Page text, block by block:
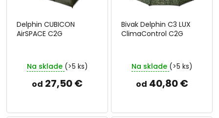
Delphin CUBICON
AirSPACE C2G
Na sklade (>5 ks)
od 27,50 €
Bivak Delphin C3 LUX
ClimaControl C2G
Na sklade (>5 ks)
od 40,80 €